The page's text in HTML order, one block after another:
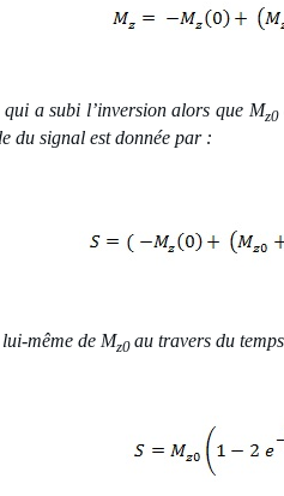
qui a subi l’inversion alors que Mz0
du signal est donnée par :
même de Mz0 au travers du